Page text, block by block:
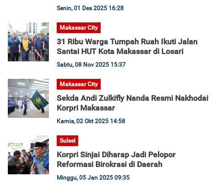
Senin, 01 Des 2025 16:28
Makassar City
31 Ribu Warga Tumpah Ruah Ikuti Jalan
Santai HUT Kota Makassar di Losari
Sabtu, 08 Nov 2025 15:37
Makassar City
Sekda Andi Zulkifly Nanda Resmi Nakhodai
Korpri Makassar
Kamis, 02 Okt 2025 14:58
Sulsel
Korpri Sinjai Diharap Jadi Pelopor
Reformasi Birokrasi di Daerah
Minggu, 05 Jan 2025 09:35